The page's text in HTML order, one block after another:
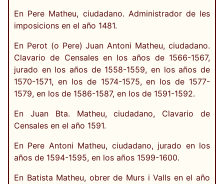
En Pere Matheu, ciudadano. Administrador de les
imposicions en el año 1481.
En Perot (o Pere) Juan Antoni Matheu, ciudadano.
Clavario de Censales en los años de 1566-1567,
jurado en los años de 1558-1559, en los años de
1570-1571, en los de 1574-1575, en los de 1577-
1579, en los de 1586-1587, en los de 1591-1592.
En Juan Bta. Matheu, ciudadano, Clavario de
Censales en el año 1591.
En Pere Antoni Matheu, ciudadano, jurado en los
años de 1594-1595, en los años 1599-1600.
En Batista Matheu, obrer de Murs i Valls en el año